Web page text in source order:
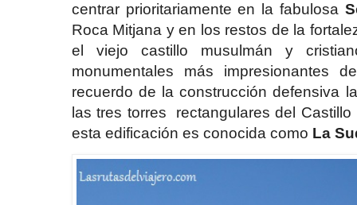
centrar prioritariamente en la fabulosa
Roca Mitjana y en los restos de la
el viejo castillo musulmán y
monumentales más impresionantes
recuerdo de la construcción defensiva
las tres torres rectangulares del
esta edificación es conocida como La